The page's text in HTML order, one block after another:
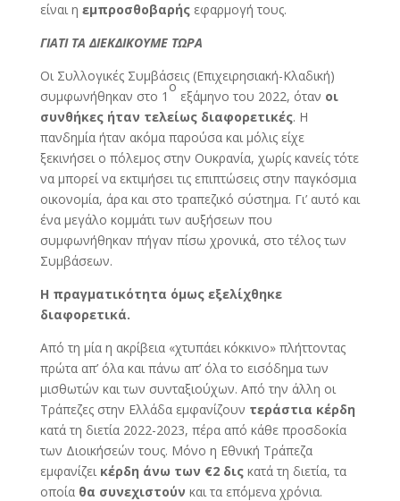
είναι η εμπροσθοβαρήςεφαρμογή τους.
ΓΙΑΤΙ ΤΑ ΔΙΕΚΔΙΚΟΥΜΕ ΤΩΡΑ
Οι Συλλογικές Συμβάσεις (Επιχειρησιακή-Κλαδική)
συμφωνήθηκαν στο 1
ο
εξάμηνο του 2022, όταν οι
συνθήκες ήταν τελείως διαφορετικές. Η
πανδημία ήταν ακόμα παρούσα και μόλις είχε
ξεκινήσει ο πόλεμος στην Ουκρανία, χωρίς κανείς τότε
να μπορεί να εκτιμήσει τις επιπτώσεις στην παγκόσμια
οικονομία, άρα και στο τραπεζικό σύστημα. Γι’ αυτό και
ένα μεγάλο κομμάτι των αυξήσεων που
συμφωνήθηκαν πήγαν πίσω χρονικά, στο τέλος των
Συμβάσεων.
Η πραγματικότητα όμως εξελίχθηκε
διαφορετικά.
Από τη μία η ακρίβεια «χτυπάει κόκκινο» πλήττοντας
πρώτα απ’ όλα και πάνω απ’ όλα το εισόδημα των
μισθωτών και των συνταξιούχων. Από την άλλη οι
Τράπεζες στην Ελλάδα εμφανίζουν τεράστια κέρδη
κατά τη διετία 2022-2023, πέρα από κάθε προσδοκία
των Διοικήσεών τους. Μόνο η Εθνική Τράπεζα
εμφανίζεικέρδη άνω των €2 δις κατά τη διετία, τα
οποία θα συνεχιστούν και τα επόμενα χρόνια.